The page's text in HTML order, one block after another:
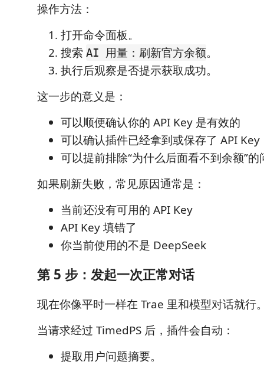
操作方法：
打开命令面板。
搜索 AI 用量：刷新官方余额。
执行后观察是否提示获取成功。
这一步的意义是：
可以顺便确认你的 API Key 是有效的
可以确认插件已经拿到或保存了 API Key
可以提前排除“为什么后面看不到余额”的
如果刷新失败，常见原因通常是：
当前还没有可用的 API Key
API Key 填错了
你当前使用的不是 DeepSeek
第 5 步：发起一次正常对话
现在你像平时一样在 Trae 里和模型对话就行
当请求经过 TimedPS 后，插件会自动：
提取用户问题摘要。